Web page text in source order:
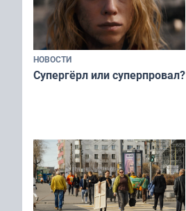
НОВОСТИ
Супергёрл или суперпровал?